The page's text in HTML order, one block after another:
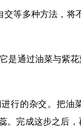
多种方法，将
通过油菜与紫花
的杂交。把油
完成这步之后，